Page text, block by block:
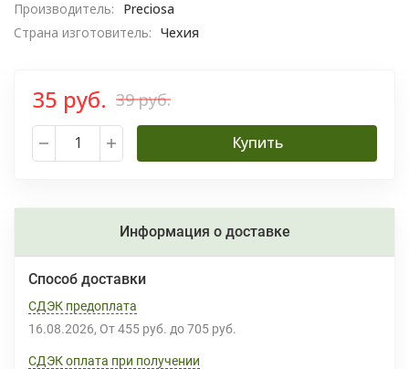
Производитель:
Preciosa
Страна изготовитель: Чехия
35 руб. 39 руб.
Купить
Информация о доставке
Способ доставки
СДЭК предоплата
16.08.2026 От 455 руб. до 705 руб.
СДЭК оплата при получении